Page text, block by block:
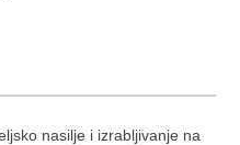
nasilje i izrabljivanje na